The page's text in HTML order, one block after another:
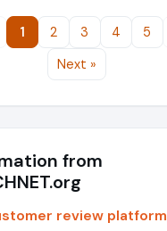
1 2 3 4 5
Next »
from
review platform